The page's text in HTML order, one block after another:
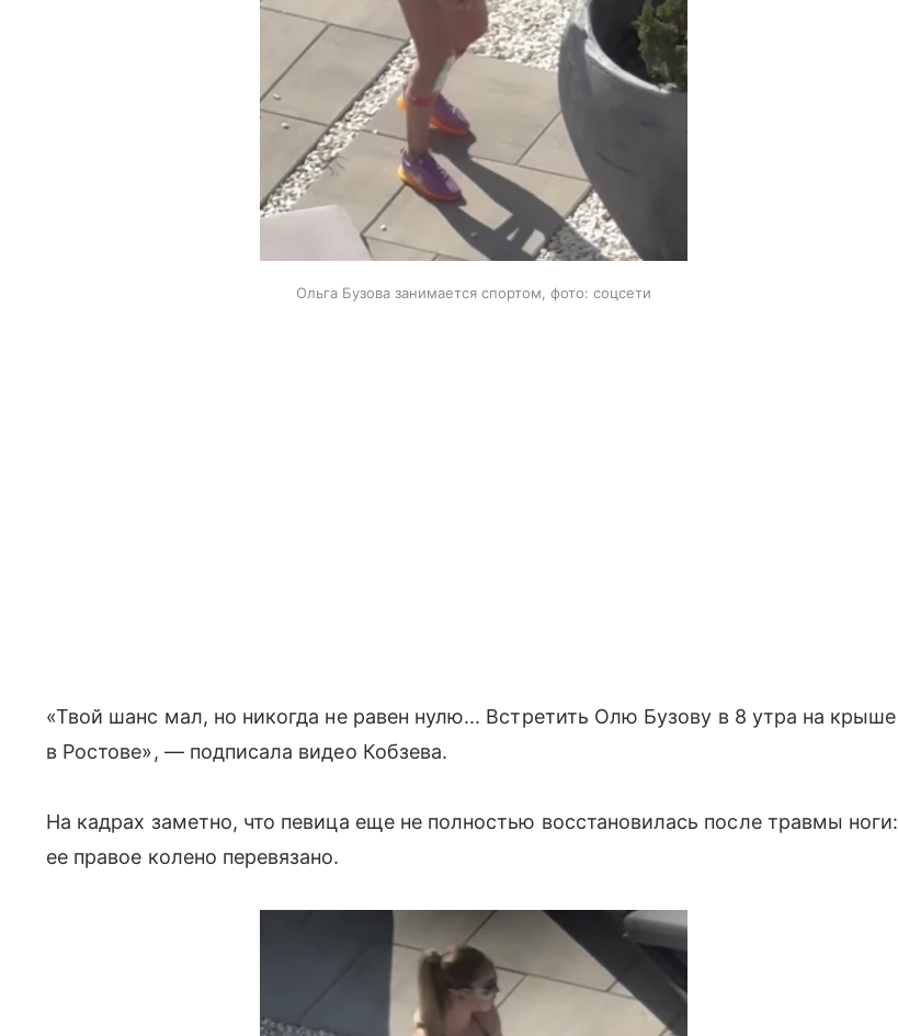
Ольга Бузова занимается спортом, фото: соцсети
«Твой шанс мал, но никогда не равен нулю... Встретить Олю Бузову в 8 утра на крыше
в Ростове», — подписала видео Кобзева.
На кадрах заметно, что певица еще не полностью восстановилась после травмы ноги:
ее правое колено перевязано.